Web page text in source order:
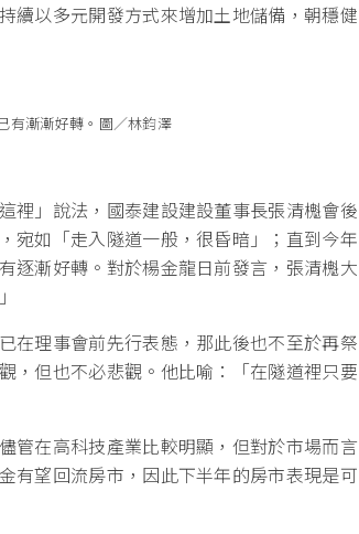
續以多元開發方式來增加土地儲備，朝穩健
有漸漸好轉。圖／林鈞澤
裡」說法，國泰建設建設董事長張清櫆會後
宛如「走入隧道一般，很昏暗」；直到今年
逐漸好轉。對於楊金龍日前發言，張清櫆大
在理事會前先行表態，那此後也不至於再祭
，但也不必悲觀。他比喻：「在隧道裡只要
管在高科技產業比較明顯，但對於市場而言
有望回流房市，因此下半年的房市表現是可